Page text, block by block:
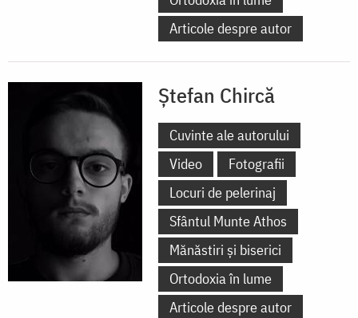
Articole despre autor
Ștefan Chircă
Cuvinte ale autorului
Video
Fotografii
Locuri de pelerinaj
Sfântul Munte Athos
Mănăstiri și biserici
Ortodoxia în lume
Articole despre autor